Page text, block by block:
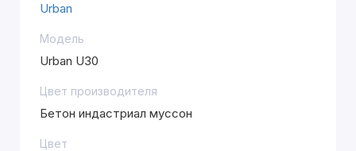
Urban
Модель
Urban U30
Цвет производителя
Бетон индастриал муссон
Цвет